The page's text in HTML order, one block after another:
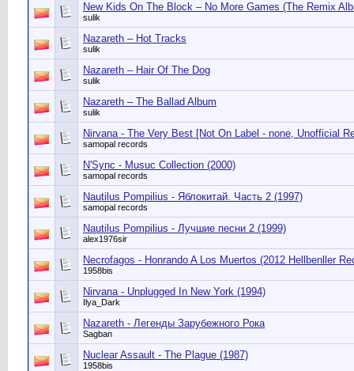
New Kids On The Block ‎– No More Games (The Remix
sulik
Nazareth ‎– Hot Tracks
sulik
Nazareth ‎– Hair Of The Dog
sulik
Nazareth ‎– The Ballad Album
sulik
Nirvana - The Very Best [Not On Label - none, Unofficial
samopal records
N'Sync - Musuc Collection (2000)
samopal records
Nautilus Pompilius - Яблокитай. Часть 2 (1997)
samopal records
Nautilus Pompilius - Лучшие песни 2 (1999)
alex1976sir
Necrofagos - Honrando A Los Muertos (2012 Hellbenller
1958bis
Nirvana - Unplugged In New York (1994)
Ilya_Dark
Nazareth - Легенды Зарубежного Рока
Sagban
Nuclear Assault - The Plague (1987)
1958bis